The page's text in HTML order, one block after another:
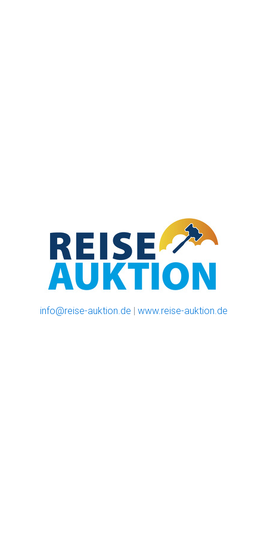
info@reise-auktion.de | www.reise-auktion.de